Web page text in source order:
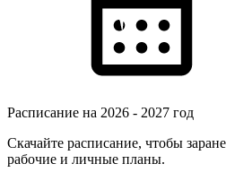
Расписание на 2026 - 2027 год
Скачайте расписание, чтобы
рабочие и личные планы.